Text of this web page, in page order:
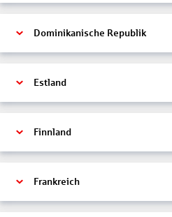
Dominikanische Republik
Estland
Finnland
Frankreich